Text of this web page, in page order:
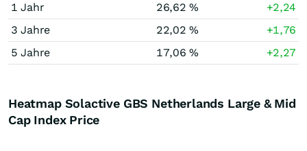
1 Jahr
26,62 %
+2,24
3 Jahre
22,02 %
+1,76
5 Jahre
17,06 % +2,27
Heatmap Solactive GBS Netherlands Large & Mid
Cap Index Price